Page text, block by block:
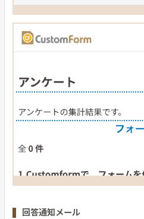
回答通知メール